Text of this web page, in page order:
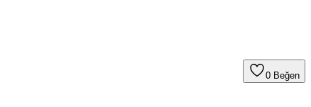
0 Beğen